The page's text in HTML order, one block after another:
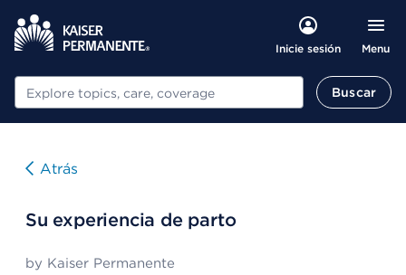
Inicie sesión Menu
Buscar Buscar
Atrás
Su experiencia de parto
by Kaiser Permanente